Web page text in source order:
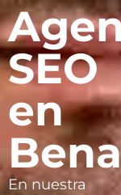
SEO
en
En nuestra